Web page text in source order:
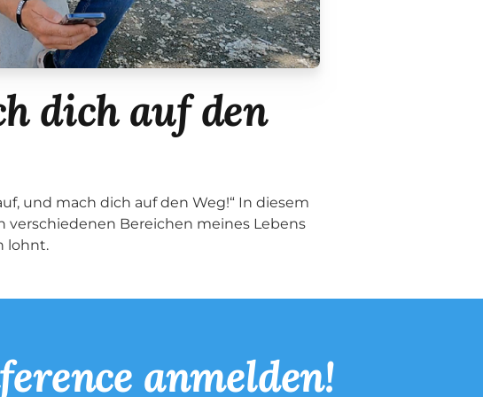
dich auf den
und mach dich auf den Weg!“ In diesem
verschiedenen Bereichen meines Lebens
lohnt.
anmelden!